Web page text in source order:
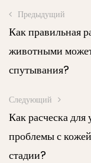
Предыдущий
Как правильная
животными
спутывания?
Следующий
Как расческа
проблемы с
стадии?